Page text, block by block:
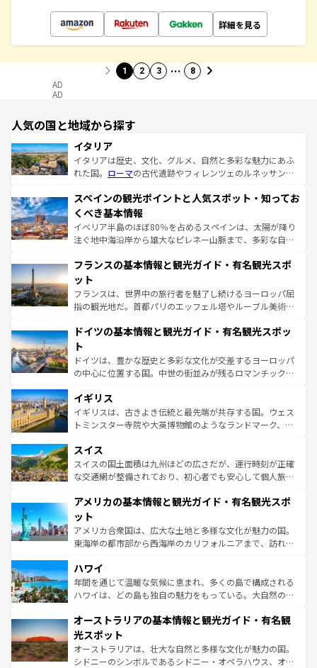
詳細を見る
1 2 3 … 8
AD
AD
人気の国と地域から探す
イタリア
イタリアは歴史、文化、グルメ、自然と多彩な魅力にあふ
れた国。 ローマの古代遺跡やフィレンツェのルネッサンス
ろん、トスカーナの美しい田園風景やアマルフィ海岸の絶
景など、自然景観も見逃せない。観光の合間には、本場の
ピザやパスタなど、絶品のイタリア料理を堪能することも
できる。朝目覚めてから夜眠るまで、すべての瞬間を楽し
なお、新着のイタリア情報はコンテンツ一覧を参照してほ
しい。
スペインの観光ポイントと人気スポット・知ってお
くべき基本情報
イベリア半島のほぼ80％を占めるスペインは、太陽が降り
注ぐ地中海沿岸から雄大なピレネー山脈まで、多彩な自然
文化が根付くこの国では、情熱的なフラメンコ、熱気あふ
れる闘牛、そして美味しいタパスが生活の一部となってい
る。首都マドリードの洗練された雰囲気や、バルセロナの
アートに溢れた街角から、地方では古代ローマ遺跡や中世
せる。地方によって風土や気候が異なるスペインはその個
ンテンツ一覧 を参照してほしい。
フランスの基本情報と観光ガイド・有名観光スポ
ット
フランスは、世界中の旅行者を魅了し続けるヨーロッパ屈
指の観光地だ。首都パリのエッフェル塔やルーブル美術館
で、幅広い魅力が詰まっている。華麗な宮殿、歴史的な大
聖堂、美しいビーチ、そして豊かな自然が、訪れる者を心
から魅了する。また、フランスは美食の国としても知ら
れ、フランス料理はユネスコ無形文化遺産にも登録されて
香り高いラベンダー畑など、多彩な楽しみ方が可能だ。さ
らに、パリ以外の地域にも魅力が溢れており、どの街角に
も豊かな歴史と文化が息づいている。パリ以外の個性あふ
を参照してほしい。
ドイツの基本情報と観光ガイド・有名観光スポッ
ト
ドイツは、豊かな歴史と多彩な文化が交差するヨーロッパ
の中心に位置する国。中世の街並みが残るロマンチック街
顔を持つこの国は、どこを歩いても飽きることがない。ベ
ルリンの文化的活気、バイエルン州のアルプスの絶景、そ
してライン川沿いのワイン畑といった風景は必見。ビール
は、お酒好きな人にはぜひ体験してほしい。 なお、新着の
ドイツ情報はコンテンツ一覧を参照してほしい。
イギリス
イギリスは、古きよき伝統と最先端が共存する国。ウェス
トミンスター寺院や大英博物館のようなランドマーク、歴
リアごとに異なる魅力がある。また、優雅なアフタヌーン
ティー、ビール好きにはたまらない英国パブ、サッカー観
戦など、本場だからこそできる体験も豊富。イギリスを旅
ンツ一覧を参照してほしい。
スイス
スイスの国土面積は九州ほどの広さだが、運行時刻が正確
な交通網が整備されており、初心者でも安心して個人旅行
の建物がそのまま残る町や、スイスならではのユニークな
博物館もあり、アルプス観光だけでなく町歩きも満喫する
ことができる。国民の所得が高いため物価も高いが、旅行
者向けの交通パス提供のサービスもあり、うまく活用すれ
着のスイス情報は
アメリカの基本情報と観光ガイド・有名観光スポ
ット
アメリカ合衆国は、広大な土地と多様な文化が魅力の国。
東海岸の都市部から西海岸のカリフォルニアまで、訪れる
のような巨大都市は、観光、ショッピング、エンターテイ
ンメントが詰まった刺激的なスポットだ。一方、アメリカ
西部には大自然が広がり、グランドキャニオンやイエロー
部のニューオーリンズでは、音楽と美食が融合した独特の
文化が魅力。旅行者はアメリカの各地域で異なる魅力を楽
しみながら、その多様性と豊かな歴史を感じることができ
るだろう。車でのロードトリップや列車の旅も、アメリカ
ハワイ
年間を通じて温暖な気候に恵まれ、多くの島で構成される
ハワイは、どの島も独自の魅力をもっている。大自然の神
ワイ島は見逃せない。また、定番の観光地といえばオアフ
島だが、静かな自然を求めるならマウイ島やカウアイ島が
おすすめ。エメラルドグリーンに輝く海をはじめ、豊かな
文化や歴史が息づいている。「アロハスピリット」と呼ば
オーストラリアの基本情報と観光ガイド・有名観
光スポット
オーストラリアは、壮大な自然と多様な文化が魅力の国。
シドニーのシンボルであるシドニー・オペラハウス、オー